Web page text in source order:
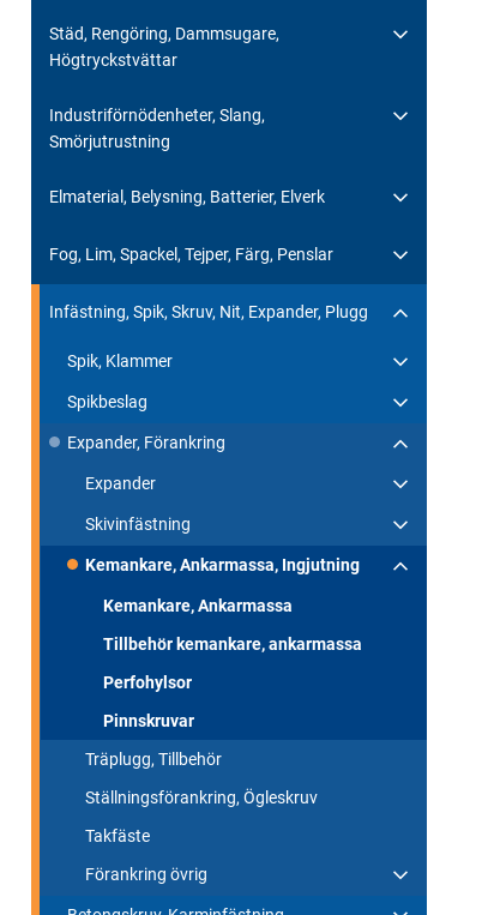
Städ, Rengöring, Dammsugare,
Högtryckstvättar
Industriförnödenheter, Slang,
Smörjutrustning
Elmaterial, Belysning, Batterier, Elverk
Fog, Lim, Spackel, Tejper, Färg, Penslar
Infästning, Spik, Skruv, Nit, Expander, Plugg
Spik, Klammer
Spikbeslag
Expander, Förankring
Expander
Skivinfästning
Kemankare, Ankarmassa, Ingjutning
Kemankare, Ankarmassa
Tillbehör kemankare, ankarmassa
Perfohylsor
Pinnskruvar
Träplugg, Tillbehör
Ställningsförankring, Ögleskruv
Takfäste
Förankring övrig